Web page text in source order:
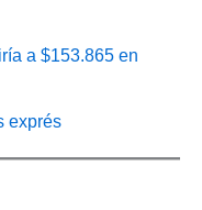
a $153.865 en
exprés